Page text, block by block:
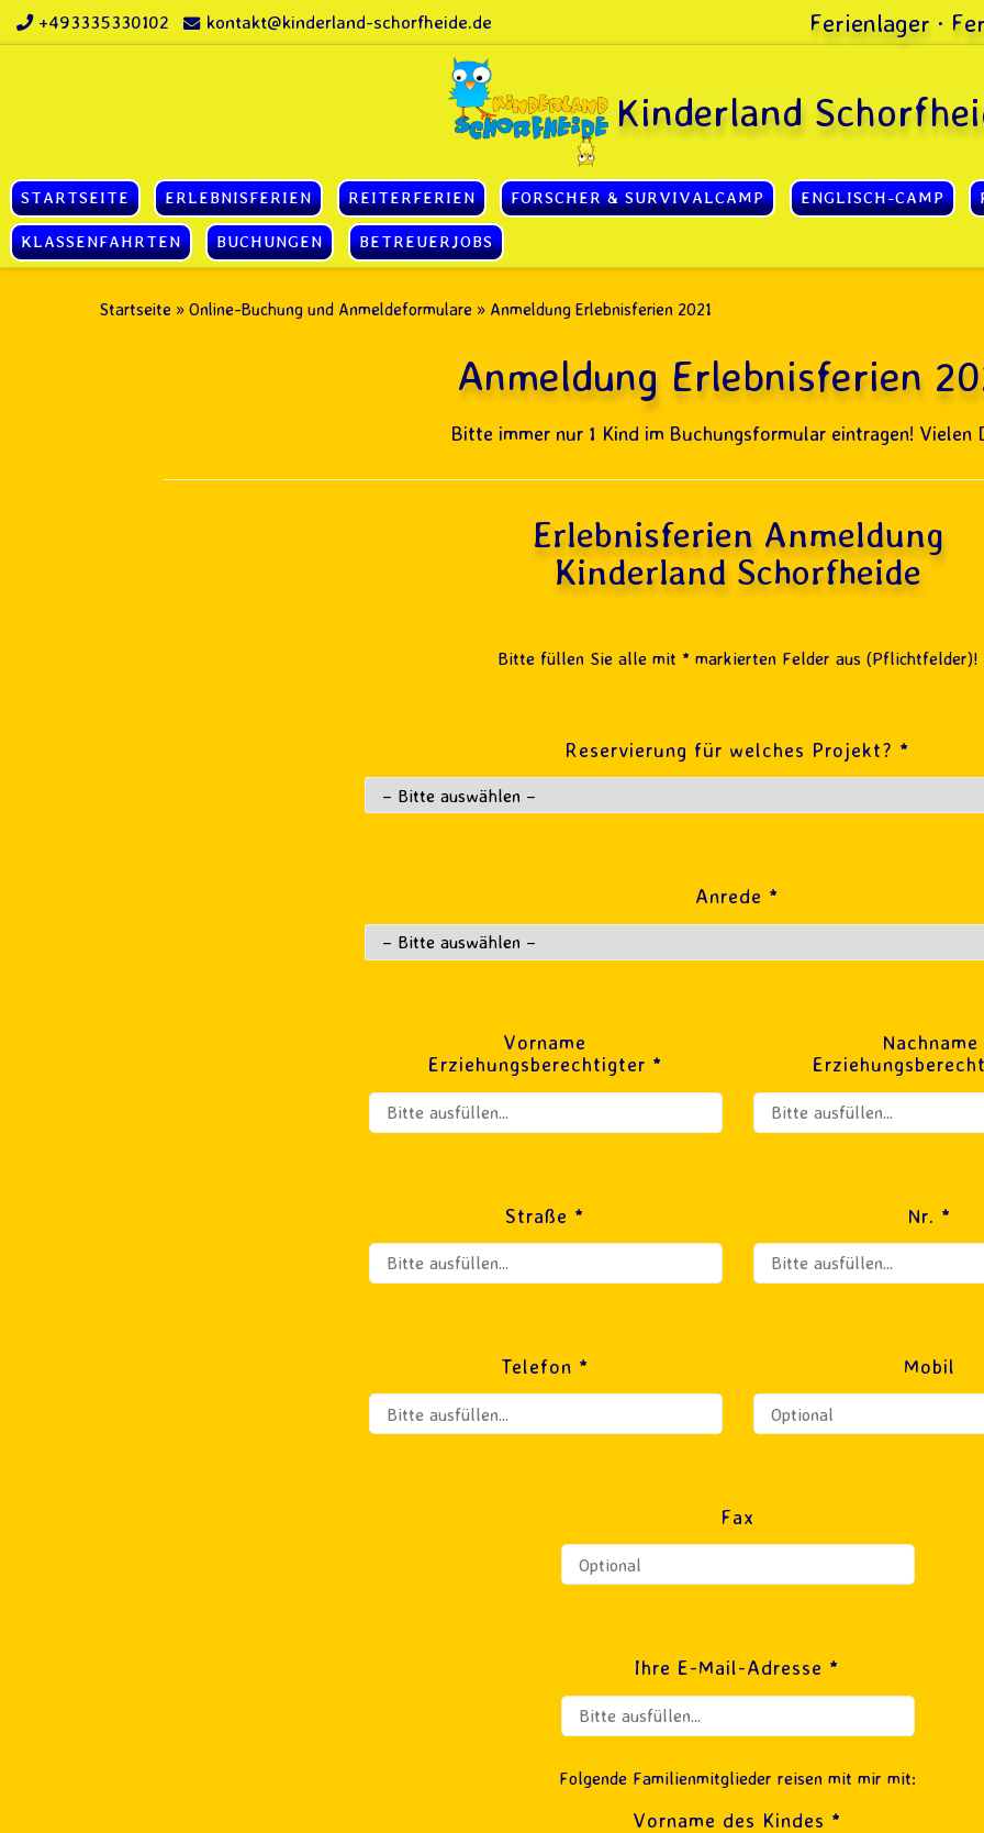
Zum Inhalt springen
+493335330102 kontakt@kinderland-schorfheide.de Ferienlager ·
Kinderland
STARTSEITE ERLEBNISFERIEN REITERFERIEN FORSCHER & SURVIVALCAMP ENGLISCH-CAMP
KLASSENFAHRTEN BUCHUNGEN BETREUERJOBS
Startseite »Online-Buchung und Anmeldeformulare » Anmeldung Erlebnisferien 2021
Anmeldung Erlebnisferien
Bitte immer nur 1 Kind im Buchungsformular eintragen! Vielen
Erlebnisferien Anmeldung
Kinderland Schorfheide
Bitte füllen Sie alle mit * markierten Felder aus (Pflichtfelder)!
Reservierung für welches Projekt? *
Anrede *
Vorname
Erziehungsberechtigter *
Nachname
Straße * Nr. *
Telefon * Mobil
Fax
Ihre E-Mail-Adresse *
Folgende Familienmitglieder reisen mit mir mit:
Vorname des Kindes *